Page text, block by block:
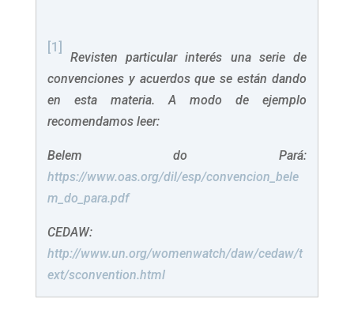
[1]
Revisten particular interés una serie de
convenciones y acuerdos que se están dando
en esta materia. A modo de ejemplo
recomendamos leer:
Belem do Pará:
https://www.oas.org/dil/esp/convencion_bele
m_do_para.pdf
CEDAW:
http://www.un.org/womenwatch/daw/cedaw/t
ext/sconvention.html